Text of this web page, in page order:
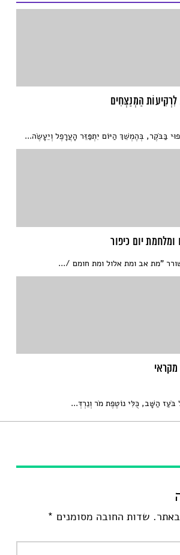
שדות החובה מסומנים *
הַמְּנַצְּחִים
בַּבֹּקֶר, בְּהֶמְשֵׁךְ הַיּוֹם יִתְפַּזֵּר הָעֲרָפֶל וְיֵעָשֶׂה...
ומלחמת יום כיפור
"מת אב ומת אלול ומת חומם /...
בֹּעַז הַשָּׁב, כֻּלִּי נוֹטֶפֶת מֹר וְנֵרְדְּ...